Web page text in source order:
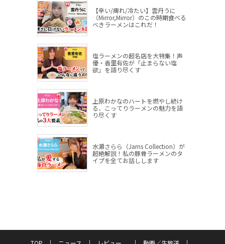
【辛い/痺れ/冷たい】雲丹うに
（Mirror,Mirror）のこの時期食べる
べきラーメンはこれだ！
塩ラーメンの超名店を大特集！声
優・香里有佐が「止まらない塩
欲」を語り尽くす
上原わかなのハートを燃やし続け
る、こってりラーメンの魅力を語
り尽くす
水瀬さらら（Jams Collection）が
超絶解説！私の豚骨ラーメンのタ
イプを全てお話しします